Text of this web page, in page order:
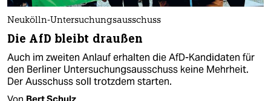
Neukölln-Untersuchungsausschuss
Die AfD bleibt draußen
Auch im zweiten Anlauf erhalten die AfD-Kandidaten für
den Berliner Untersuchungsausschuss keine Mehrheit.
Der Ausschuss soll trotzdem starten.